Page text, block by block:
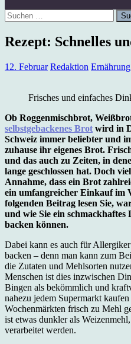
Suchen
nach:
Rezept: Schnelles
12. Februar Redaktion Ernährung
Frisches und einfaches
Ob Roggenmischbrot,
selbstgebackenes Brot wird in
Schweiz immer beliebter und
zuhause ihr eigenes Brot.
und das auch zu Zeiten, in
lange geschlossen hat. Doch
Annahme, dass ein Brot
ein umfangreicher Einkauf im
folgenden Beitrag lesen Sie,
und wie Sie ein
backen können.
Dabei kann es auch für
backen – denn man kann zum
die Zutaten und Mehlsorten
Menschen ist dies inzwischen
Bingen als bekömmlich und
nahezu jedem Supermarkt
Wochenmärkten frisch zu Mehl
ist etwas dunkler als
verarbeitet werden.